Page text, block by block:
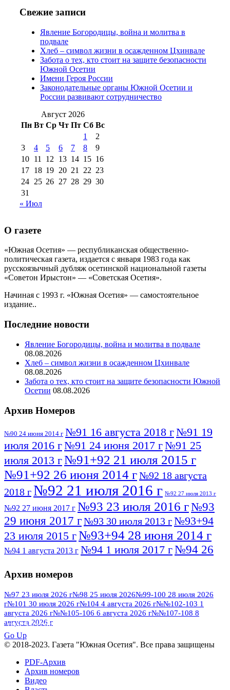
июля 2017 г
2012 г
(15)
№97 30 июля 2015 г
(15)№98 1 августа 2015 г
августа 2016 г(10)№98 5 июля 2014 г(10)
№98 8 августа 2013 г
августа 2012 г(14) №98+99 11 июля
2017 г(9)
№99 4 августа
2016 г(12) №99 8 июля 2014 г
августа 2012 г(11)
августа 2013 г
(12)
Свежие записи
Явление Богородицы, война и молитва в
подвале
Хлеб – символ жизни в осажденном Цхинвале
Забота о тех, кто стоит на защите безопасности
Южной Осетии
Имени Героя России
Законодательные органы Южной Осетии и
России развивают сотрудничество
Август 2026
Пн Вт Ср Чт Пт Сб Вс
1
2
3
4 5 6 7 8
9
10 11 12 13 14 15 16
17 18 19 20 21 22 23
24 25 26 27 28 29 30
31
« Июл
О газете
«Южная Осетия» — республиканская общественно-
политическая газета, издается с января 1983 года как
русскоязычный дубляж осетинской национальной газеты
«Советон Ирыстон» — «Советская Осетия».
Начиная с 1993 г. «Южная Осетия» — самостоятельное
издание..
Последние новости
Явление Богородицы, война и молитва в подвале
08.08.2026
Хлеб – символ жизни в осажденном Цхинвале
08.08.2026
Забота о тех, кто стоит на защите безопасности Южной
Осетии 08.08.2026
Архив Номеров
№90 24 июня 2014 г №91 16 августа 2018 г№91 19
июля 2016 г№91 24 июня 2017 г№91 25
июля 2013 г№91+92 21 июля 2015 г
№91+92 26 июня 2014 г№92 18 августа
2018 г№92 21 июля 2016 г №92 27 июля 2013 г
№92 27 июня 2017 г №93 23 июля 2016 г№93
29 июня 2017 г№93 30 июля 2013 г№93+94
23 июля 2015 г№93+94 28 июня 2014 г
№94 1 августа 2013 г №94 1 июля 2017 г№94 26
№95 7 августа 2012 г
№95 28 июля 2016 г №95+96 3 августа
2013 г№96 6 июля 2017 г№96 9 августа
2012 г №96 28 июля 2015 г
№96+97 30 июля 2016 г
№97 11 августа 2012 г
№97 30 июля 2015 г
№98 2 августа 2016 г
Архив номеров
№97 23 июля 2026 г№98 25 июля 2026№99-100 28 июля 2026
г№101 30 июля 2026 г№104 4 августа 2026 г№№102-103 1
августа 2026 г№№105-106 6 августа 2026 г№№107-108 8
августа 2026 г
ПОСМОТРЕТЬ ВСЕ
Go Up
© 2018-2023. Газета "Южная Осетия". Все права защищены
PDF-Архив
Архив номеров
Видео